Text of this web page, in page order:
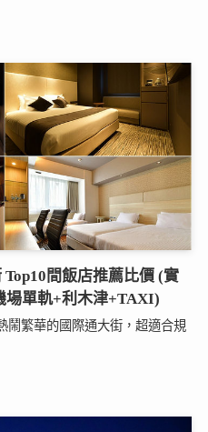
間飯店推薦比價 (實
場單軌+利木津+TAXI)
鬧繁華的國際通大街，超適合規